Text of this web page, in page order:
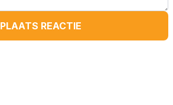
PLAATS REACTIE